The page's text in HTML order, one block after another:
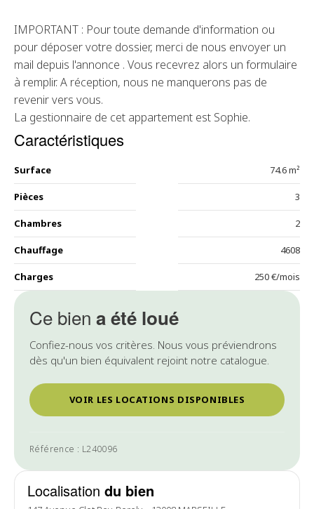
Ce bien a été loué
Confiez-nous vos critères. Nous vous préviendrons
dès qu'un bien équivalent rejoint notre catalogue.
VOIR LES LOCATIONS DISPONIBLES
Référence : L240096
Localisation du bien
IMPORTANT : Pour toute demande d'information ou
pour déposer votre dossier, merci de nous envoyer un
mail depuis l'annonce . Vous recevrez alors un formulaire
à remplir. A réception, nous ne manquerons pas de
revenir vers vous.
La gestionnaire de cet appartement est Sophie.
Caractéristiques
Surface 74.6 m²
Pièces 3
Chambres 2
Chauffage 4608
Charges 250 €/mois